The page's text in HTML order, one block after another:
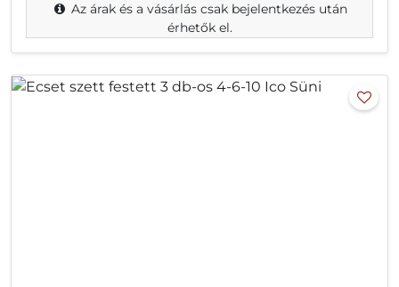
Az árak és a vásárlás csak bejelentkezés után
érhetők el.